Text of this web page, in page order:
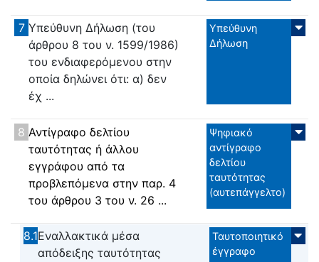
7 Υπεύθυνη Δήλωση (του
άρθρου 8 του ν. 1599/1986)
του ενδιαφερόμενου στην
οποία δηλώνει ότι: α) δεν
έχ ...
Υπεύθυνη
Δήλωση
8 Αντίγραφο δελτίου
ταυτότητας ή άλλου
εγγράφου από τα
προβλεπόμενα στην παρ. 4
του άρθρου 3 του ν. 26 ...
Ψηφιακό
αντίγραφο
δελτίου
ταυτότητας
(αυτεπάγγελτο)
8.1Εναλλακτικά μέσα
απόδειξης ταυτότητας
Ταυτοποιητικό
έγγραφο